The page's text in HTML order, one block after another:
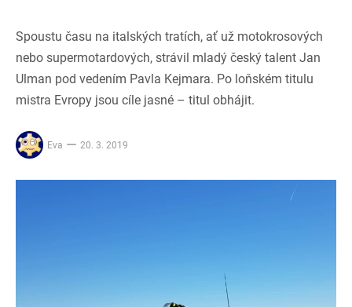
Spoustu času na italských tratích, ať už motokrosových
nebo supermotardových, strávil mladý český talent Jan
Ulman pod vedením Pavla Kejmara. Po loňském titulu
mistra Evropy jsou cíle jasné – titul obhájit.
Eva 20. 3. 2019